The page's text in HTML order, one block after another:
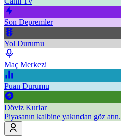
Son Depremler
Yol Durumu
Maç Merkezi
Puan Durumu
Döviz Kurlar
Piyasanın kalbine yakından göz atın.